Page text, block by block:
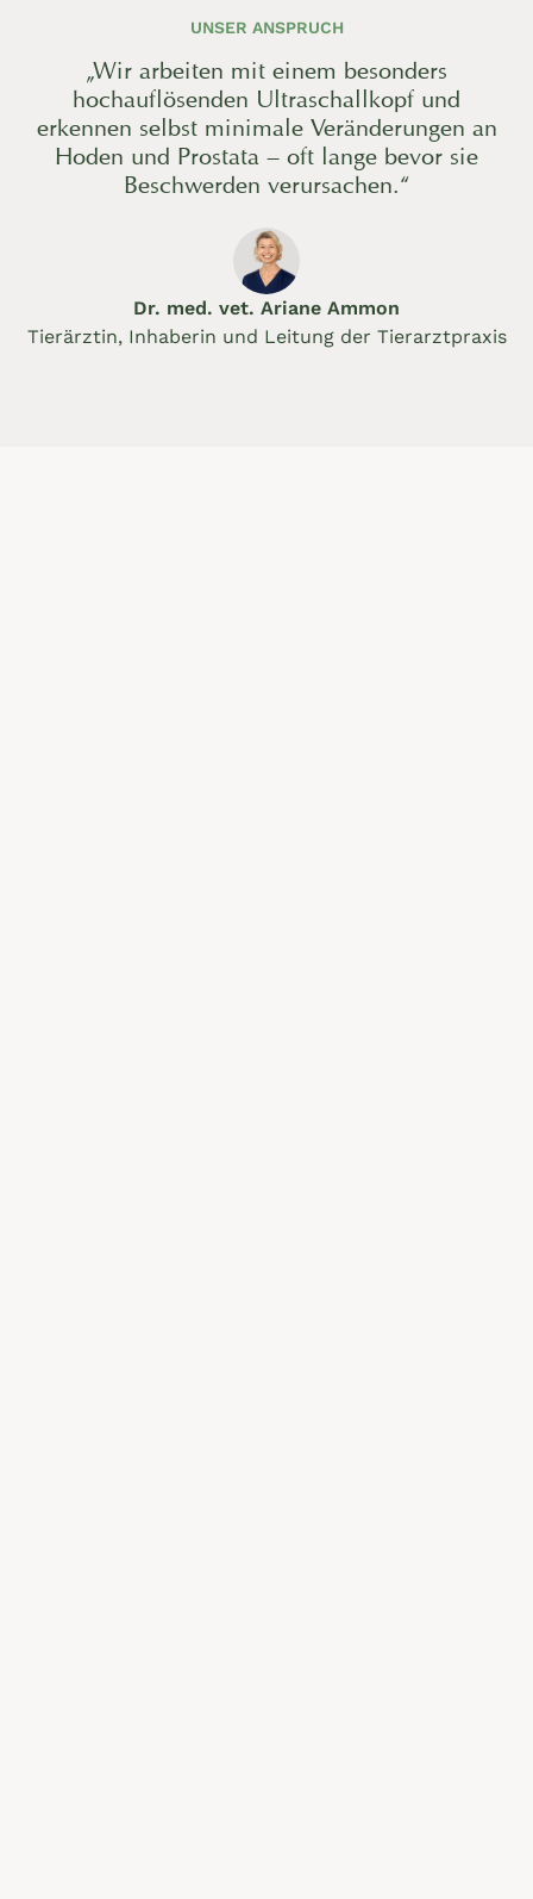
UNSER ANSPRUCH
„Wir arbeiten mit einem besonders
hochauflösenden Ultraschallkopf und
erkennen selbst minimale Veränderungen an
Hoden und Prostata – oft lange bevor sie
Beschwerden verursachen.“
Dr. med. vet. Ariane Ammon
Tierärztin, Inhaberin und Leitung der Tierarztpraxis